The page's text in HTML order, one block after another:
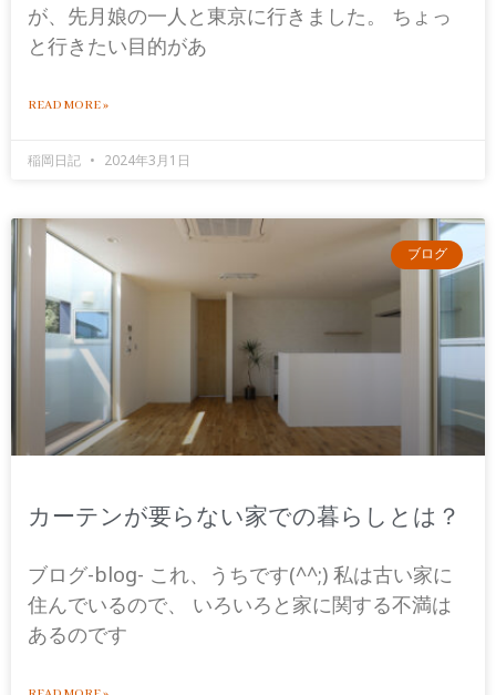
が、先月娘の一人と東京に行きました。 ちょっ
と行きたい目的があ
READ MORE »
稲岡日記 2024年3月1日
ブログ
カーテンが要らない家での暮らしとは？
ブログ-blog- これ、うちです(^^;) 私は古い家に
住んでいるので、 いろいろと家に関する不満は
あるのです